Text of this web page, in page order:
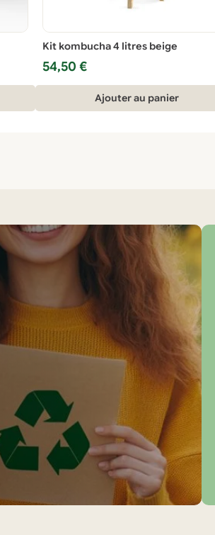
Kit kombucha 4 litres beige
54,50 €
Ajouter au panier